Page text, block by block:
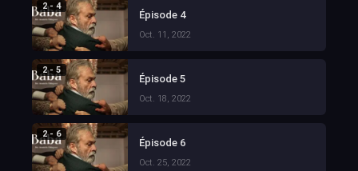
2 - 4
Épisode 4
Oct. 11, 2022
2 - 5
Épisode 5
Oct. 18, 2022
2 - 6
Épisode 6
Oct. 25, 2022